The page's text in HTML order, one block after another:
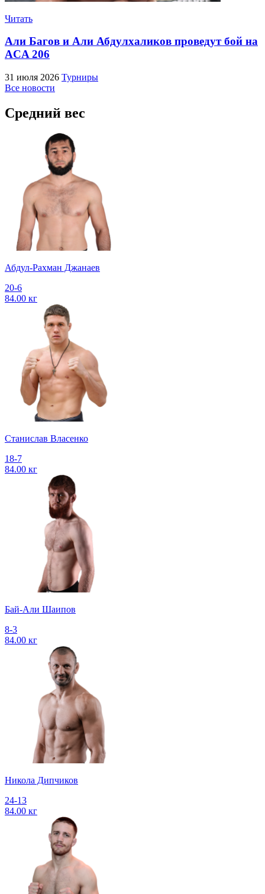
Читать
Али Багов и Али Абдулхаликов проведут бой на
ACA 206
31 июля 2026 Турниры
Все новости
Средний вес
Абдул-Рахман Джанаев
20-6
84.00 кг
Станислав Власенко
18-7
84.00 кг
Бай-Али Шаипов
8-3
84.00 кг
Никола Дипчиков
24-13
84.00 кг